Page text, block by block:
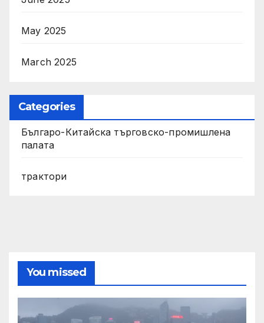
May 2025
March 2025
Categories
Българо-Китайска търговско-промишлена
палата
трактори
You missed